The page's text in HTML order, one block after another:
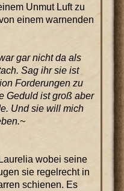
Unmut Luft zu
einem warnenden
gar nicht da als
Sag ihr sie ist
Forderungen zu
Geduld ist groß aber
Und sie will mich
wobei seine
sie regelrecht in
schienen. Es